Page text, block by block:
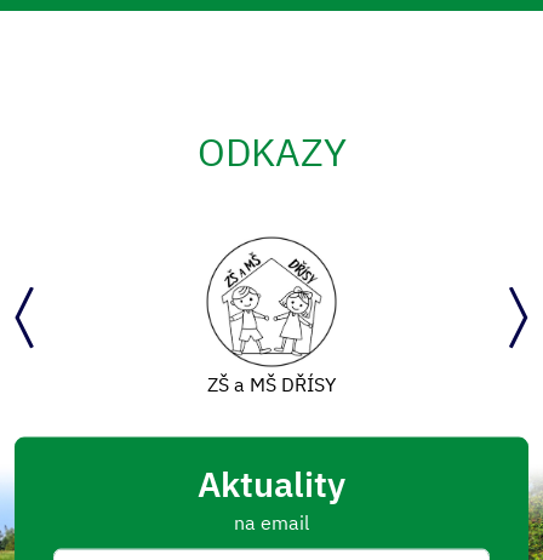
ODKAZY
ZŠ a MŠ DŘÍSY
Aktuality
na email